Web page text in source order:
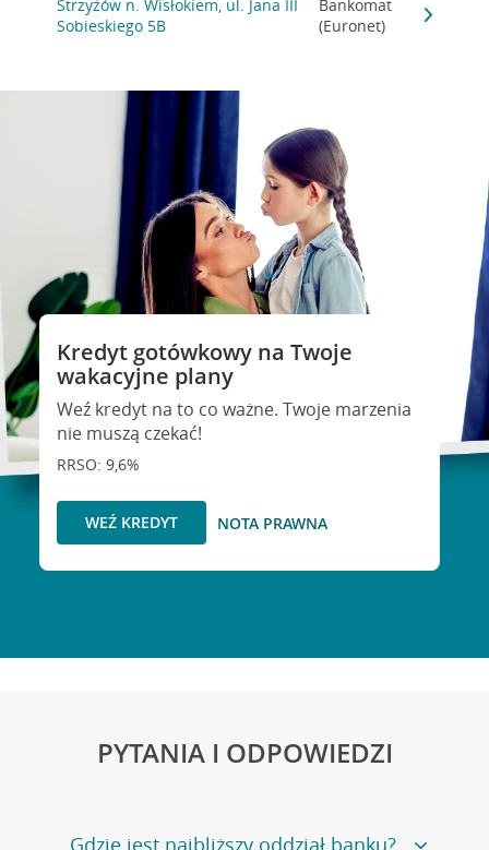
Strzyżów n. Wisłokiem, ul. Jana III
Sobieskiego 5B
Bankomat
(Euronet)
Kredyt gotówkowy na Twoje
wakacyjne plany
Weź kredyt na to co ważne. Twoje marzenia
nie muszą czekać!
RRSO: 9,6%
WEŹ KREDYT NOTA PRAWNA
PYTANIA I ODPOWIEDZI
Gdzie jest najbliższy oddział banku?